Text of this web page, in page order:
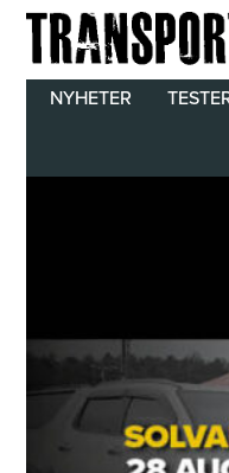
Hoppa
innehåll
NYHETER